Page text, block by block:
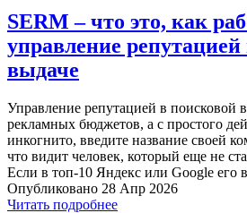
SERM – что это, как
управление
выдаче
Управление репутацией в поисковой
рекламных бюджетов, а с простого
инкогнито, введите название своей
что видит человек, который еще не
Если в топ-10 Яндекс или Google его
Опубликовано 28 Апр 2026
Читать подробнее